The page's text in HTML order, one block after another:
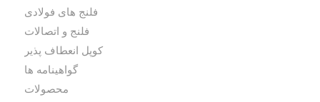
فلنج های فولادی
فلنج و اتصالات
کوپل انعطاف پذیر
گواهینامه ها
محصولات